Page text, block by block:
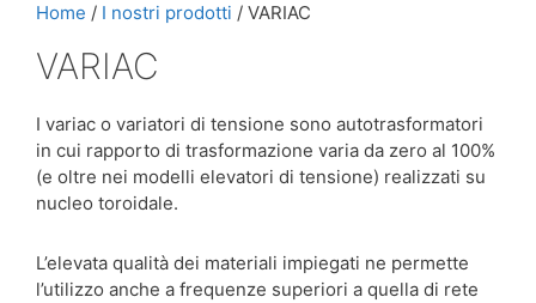
Home / I nostri prodotti / VARIAC
VARIAC
I variac o variatori di tensione sono autotrasformatori
in cui rapporto di trasformazione varia da zero al 100%
(e oltre nei modelli elevatori di tensione) realizzati su
nucleo toroidale.
L’elevata qualità dei materiali impiegati ne permette
l’utilizzo anche a frequenze superiori a quella di rete